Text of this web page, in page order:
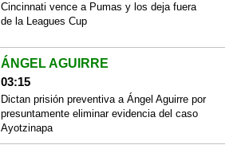
Cincinnati vence a Pumas y los deja fuera
de la Leagues Cup
ÁNGEL AGUIRRE
03:15
Dictan prisión preventiva a Ángel Aguirre por
presuntamente eliminar evidencia del caso
Ayotzinapa